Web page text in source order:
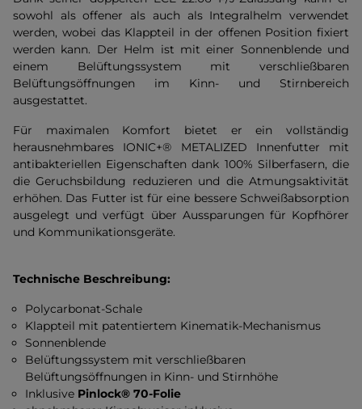
sowohl als offener als auch als Integralhelm verwendet
werden, wobei das Klappteil in der offenen Position fixiert
werden kann. Der Helm ist mit einer Sonnenblende und
einem Belüftungssystem mit verschließbaren
Belüftungsöffnungen im Kinn- und Stirnbereich
ausgestattet.
Für maximalen Komfort bietet er ein vollständig
herausnehmbares IONIC+® METALIZED Innenfutter mit
antibakteriellen Eigenschaften dank 100% Silberfasern, die
die Geruchsbildung reduzieren und die Atmungsaktivität
erhöhen. Das Futter ist für eine bessere Schweißabsorption
ausgelegt und verfügt über Aussparungen für Kopfhörer
und Kommunikationsgeräte.
Technische Beschreibung:
Polycarbonat-Schale
Klappteil mit patentiertem Kinematik-Mechanismus
Sonnenblende
Belüftungssystem mit verschließbaren
Belüftungsöffnungen in Kinn- und Stirnhöhe
Inklusive Pinlock® 70-Folie